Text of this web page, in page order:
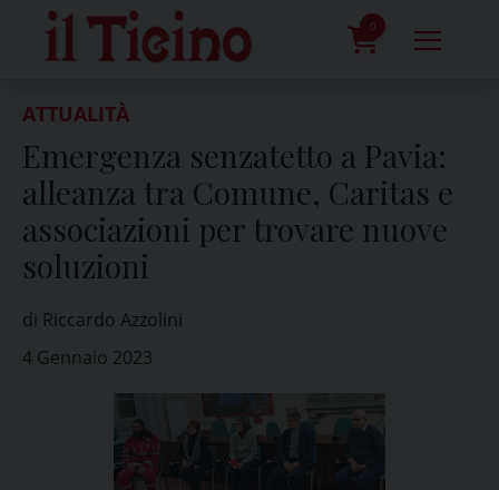
content
0
ATTUALITÀ
Emergenza senzatetto a Pavia:
alleanza tra Comune, Caritas e
associazioni per trovare nuove
soluzioni
di Riccardo Azzolini
4 Gennaio 2023